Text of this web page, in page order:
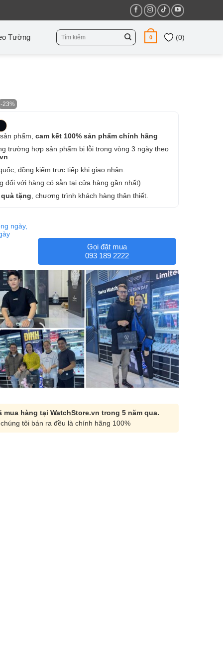
Tường
Tìm
kiếm:
0 (0)
-23%
phẩm, cam kết 100% sản phẩm chính hãng
trường hợp sản phẩm bị lỗi trong vòng 3 ngày theo
đồng kiểm trực tiếp khi giao nhận.
đối với hàng có sẵn tại cửa hàng gần nhất)
tặng , chương trình khách hàng thân thiết.
ngày,
Gọi đặt mua
093 189 2222
mua hàng tại WatchStore.vn trong 5 năm qua.
tôi bán ra đều là chính hãng 100%